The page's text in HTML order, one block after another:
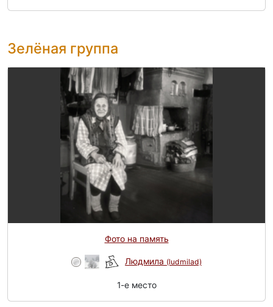
Зелёная группа
Фото на память
Людмила (ludmilad)
1-e место